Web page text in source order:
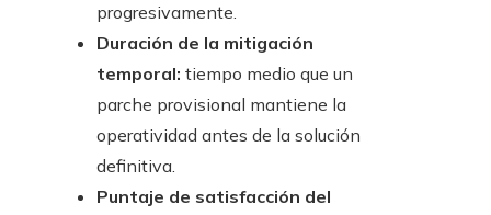
progresivamente.
Duración de la mitigación
temporal: tiempo medio que un
parche provisional mantiene la
operatividad antes de la solución
definitiva.
Puntaje de satisfacción del